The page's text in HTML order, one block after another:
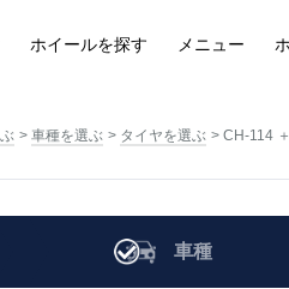
ホイールを探す メニュー
車種を選ぶ タイヤを選ぶ CH-114
車種